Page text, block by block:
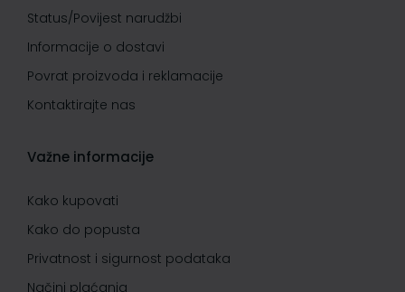
Status/Povijest narudžbi
Informacije o dostavi
Povrat proizvoda i reklamacije
Kontaktirajte nas
Važne informacije
Kako kupovati
Kako do popusta
Privatnost i sigurnost podataka
Načini plaćanja